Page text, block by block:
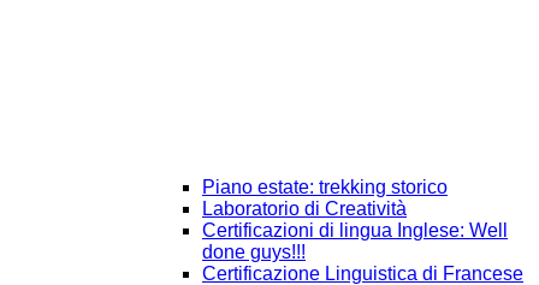
Piano estate: trekking storico
Laboratorio di Creatività
Certificazioni di lingua Inglese: Well
done guys!!!
Certificazione Linguistica di Francese